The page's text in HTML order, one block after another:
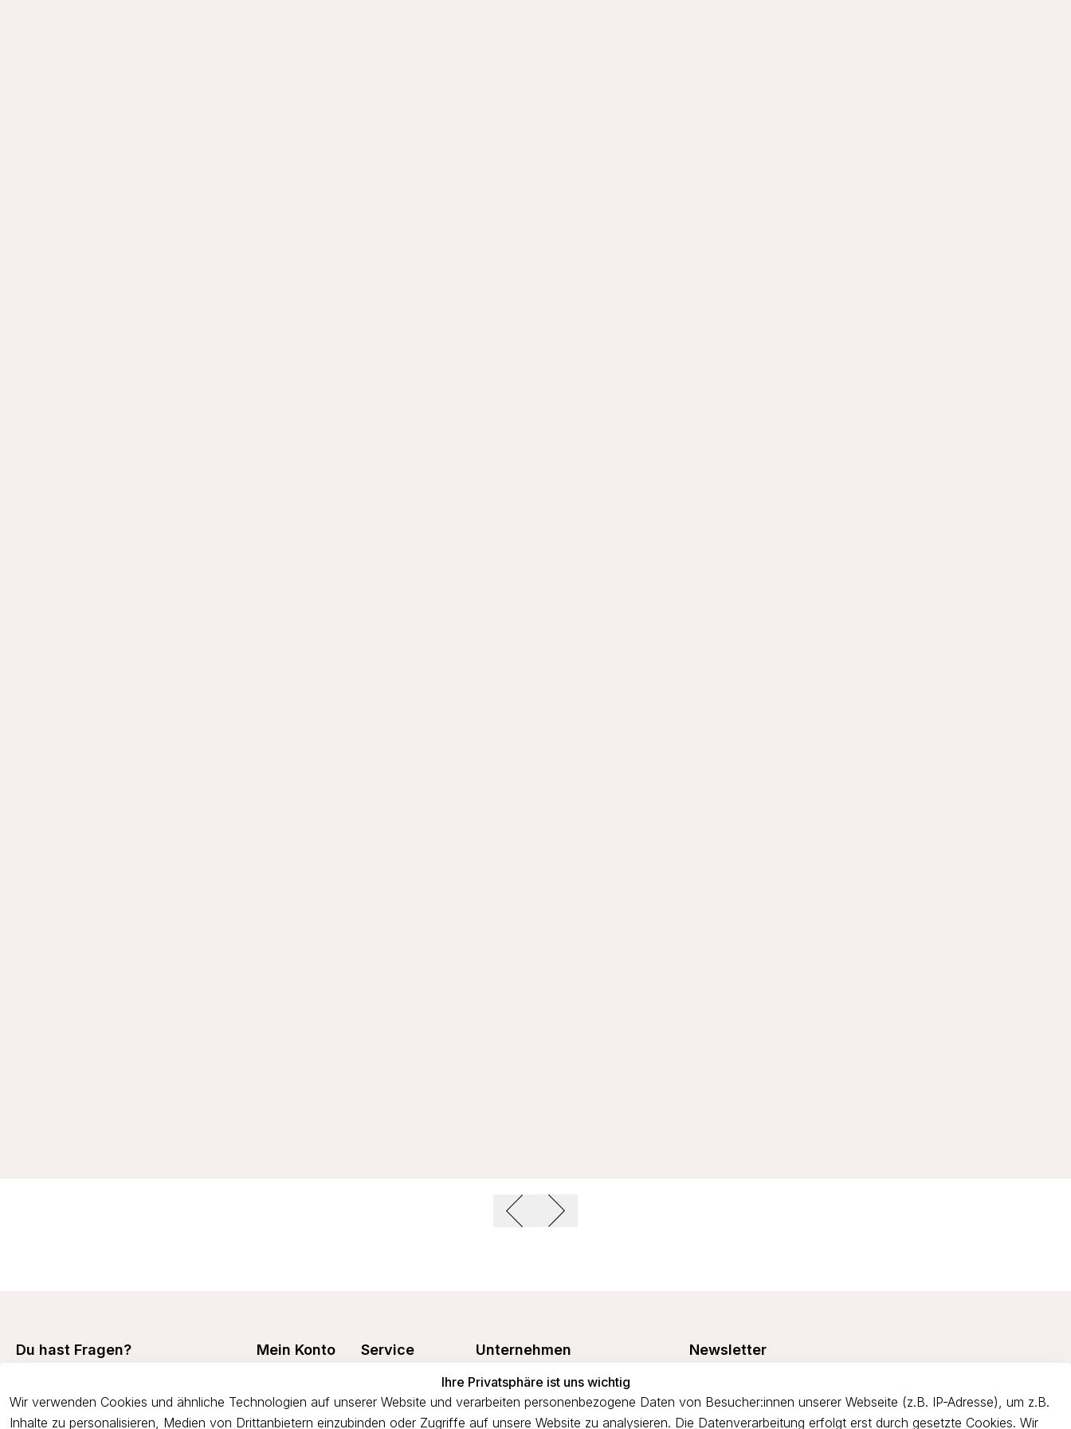
Ihre Privatsphäre ist uns wichtig
Wir verwenden Cookies und ähnliche Technologien auf unserer Website und verarbeiten personenbezogene Daten von Besucher:innen unserer Webseite (z.B. IP-Adresse), um z.B.
Inhalte zu personalisieren, Medien von Drittanbietern einzubinden oder Zugriffe auf unsere Website zu analysieren. Die Datenverarbeitung erfolgt erst durch gesetzte Cookies. Wir
Du hast Fragen?
onlineshop@viania.de
Mein Konto
Meine Bestellungen
Service
Waschanleitung
Unternehmen
Über uns
Impressum
Newsletter
profitiere von Angeboten.